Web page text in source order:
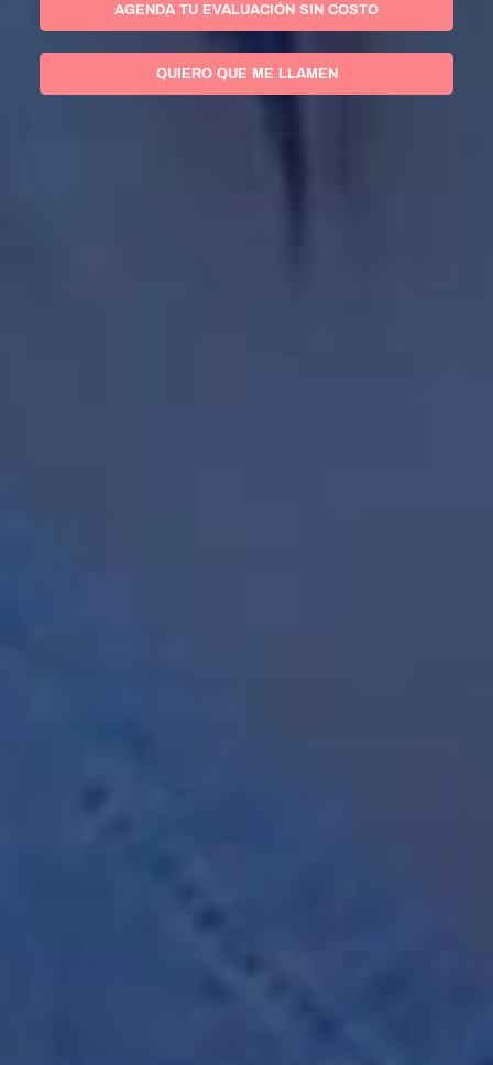
AGENDA TU EVALUACIÓN SIN COSTO
QUIERO QUE ME LLAMEN